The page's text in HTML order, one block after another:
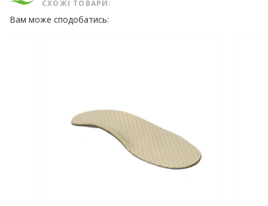
СХОЖІ ТОВАРИ:
Вам може сподобатись: